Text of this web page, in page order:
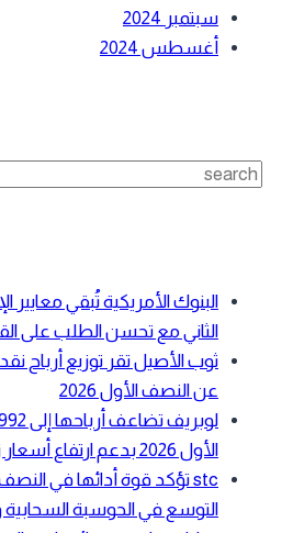
سبتمبر 2024
أغسطس 2024
Search
البنوك الأمريكية تُبقي معايير
الثاني مع تحسن الطلب على
عن النصف الأول 2026
الأول 2026 بدعم ارتفاع أسعار زيوت الأساس
التوسع في الحوسبة السحابية